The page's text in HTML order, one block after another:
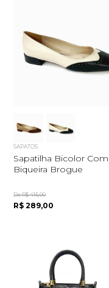
SAPATOS
Sapatilha Bicolor Com
Biqueira Brogue
De R$ 415,00
R$ 289,00